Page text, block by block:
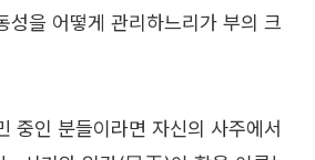
성을 어떻게 관리하느리가 부의 크
중인 분들이라면 자신의 사주에서